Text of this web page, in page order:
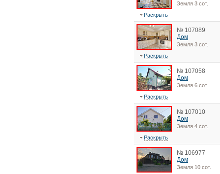
Земля 3 сот.
Раскрыть
№ 107089
Дом
Земля 3 сот.
Раскрыть
№ 107058
Дом
Земля 6 сот.
Раскрыть
№ 107010
Дом
Земля 4 сот.
Раскрыть
№ 106977
Дом
Земля 10 сот.